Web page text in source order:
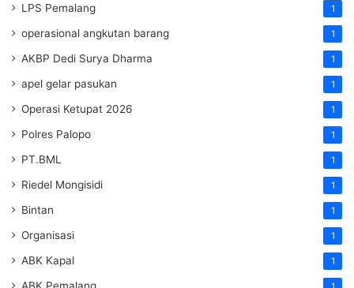
LPS Pemalang 1
operasional angkutan barang 1
AKBP Dedi Surya Dharma 1
apel gelar pasukan 1
Operasi Ketupat 2026 1
Polres Palopo 1
PT.BML 1
Riedel Mongisidi 1
Bintan 1
Organisasi 1
ABK Kapal 1
ABK Pemalang